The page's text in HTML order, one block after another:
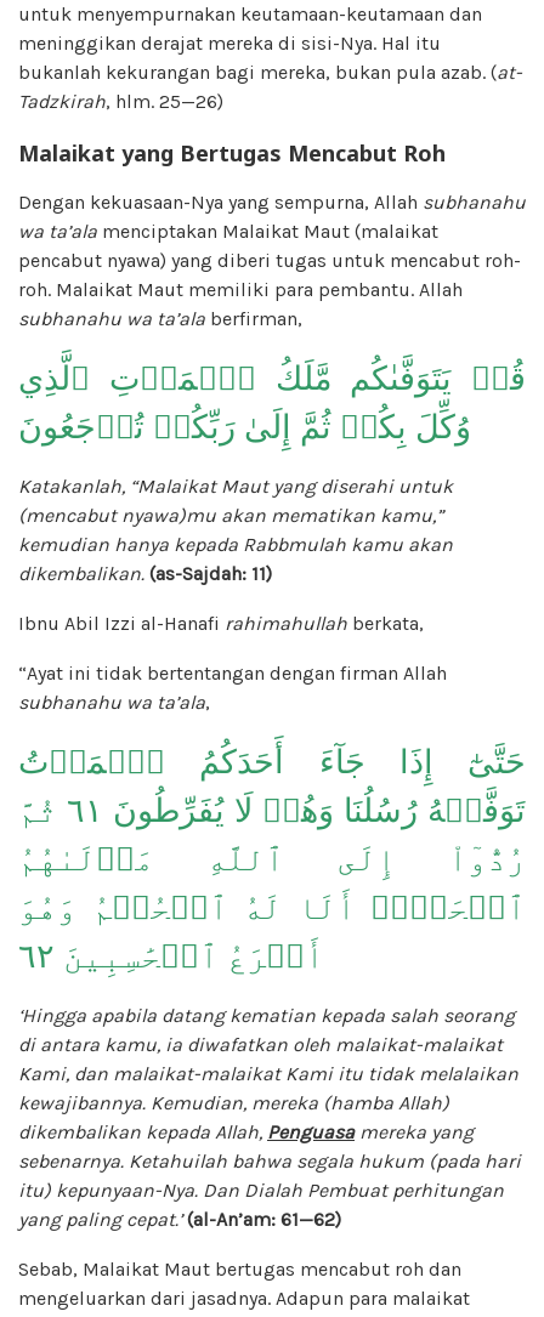
untuk menyempurnakan keutamaan-keutamaan dan
meninggikan derajat mereka di sisi-Nya. Hal itu
bukanlah kekurangan bagi mereka, bukan pula azab. (at-
Tadzkirah, hlm. 25—26)
Malaikat yang Bertugas Mencabut Roh
Dengan kekuasaan-Nya yang sempurna, Allah subhanahu
wa ta’ala menciptakan Malaikat Maut (malaikat
pencabut nyawa) yang diberi tugas untuk mencabut roh-
roh. Malaikat Maut memiliki para pembantu. Allah
subhanahu wa ta’ala berfirman,
قُلۡ يَتَوَفَّىٰكُم مَّلَكُ ٱلۡمَوۡتِ ٱلَّذِي
وُكِّلَ بِكُمۡ ثُمَّ إِلَىٰ رَبِّكُمۡ تُرۡجَعُونَ
Katakanlah, “Malaikat Maut yang diserahi untuk
(mencabut nyawa)mu akan mematikan kamu,”
kemudian hanya kepada Rabbmulah kamu akan
dikembalikan. (as-Sajdah: 11)
Ibnu Abil Izzi al-Hanafi rahimahullah berkata,
“Ayat ini tidak bertentangan dengan firman Allah
subhanahu wa ta’ala,
حَتَّىٰٓ إِذَا جَآءَ أَحَدَكُمُ ٱلۡمَوۡتُ
تَوَفَّتۡهُ رُسُلُنَا وَهُمۡ لَا يُفَرِّطُونَ ٦١ ثُمَّ
رُدُّوٓاْ إِلَى ٱللَّهِ مَوۡلَىٰهُمُ
ٱلۡحَقِّۚ أَلَا لَهُ ٱلۡحُكۡمُ وَهُوَ
أَسۡرَعُ ٱلۡحَٰسِبِينَ ٦٢
‘Hingga apabila datang kematian kepada salah seorang
di antara kamu, ia diwafatkan oleh malaikat-malaikat
Kami, dan malaikat-malaikat Kami itu tidak melalaikan
kewajibannya. Kemudian, mereka (hamba Allah)
dikembalikan kepada Allah, Penguasamereka yang
sebenarnya. Ketahuilah bahwa segala hukum (pada hari
itu) kepunyaan-Nya. Dan Dialah Pembuat perhitungan
yang paling cepat.’ (al-An’am: 61—62)
Sebab, Malaikat Maut bertugas mencabut roh dan
mengeluarkan dari jasadnya. Adapun para malaikat